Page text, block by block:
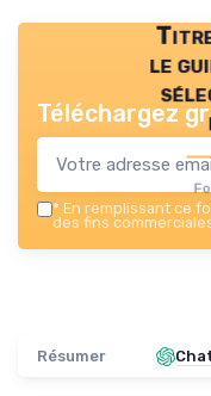
le
Téléchargez
* En remplissant ce
des fins
Résumer